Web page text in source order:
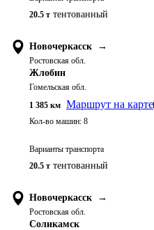
20.5 т тентованный
Новочеркасск →
Ростовская обл.
Жлобин
Гомельская обл.
1 385 км Маршрут на карте
Кол-во машин: 8
Варианты транспорта
20.5 т тентованный
Новочеркасск →
Ростовская обл.
Соликамск